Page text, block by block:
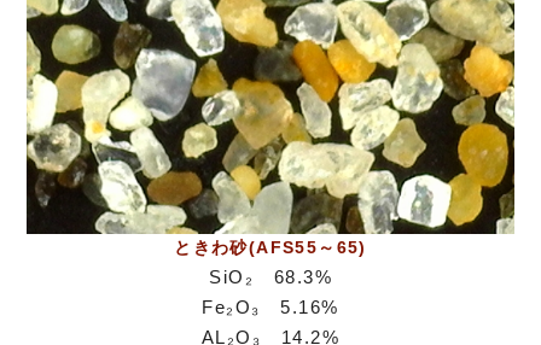
ときわ砂(AFS55～65)
SiO₂ 68.3%
Fe₂O₃ 5.16%
AL₂O₃ 14.2%